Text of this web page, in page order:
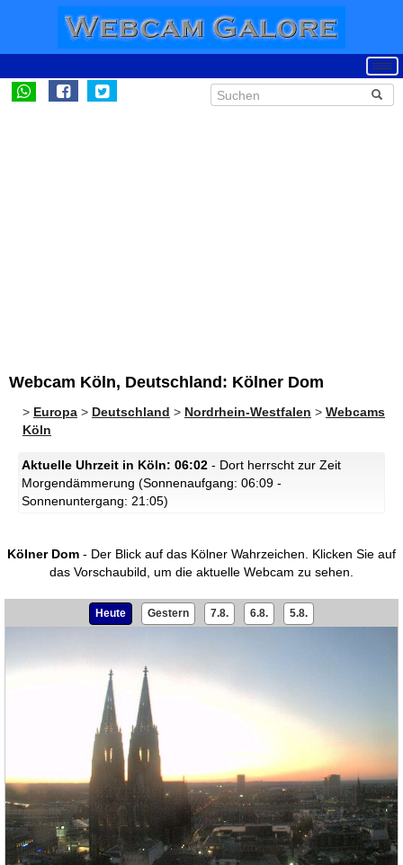
Webcam Köln, Deutschland: Kölner Dom
> Europa > Deutschland > Nordrhein-Westfalen > Webcams
Köln
Aktuelle Uhrzeit in Köln: 06:02 - Dort herrscht zur Zeit
Morgendämmerung (Sonnenaufgang: 06:09 -
Sonnenuntergang: 21:05)
Kölner Dom - Der Blick auf das Kölner Wahrzeichen.
Klicken Sie auf
das Vorschaubild, um die aktuelle Webcam zu sehen.
Heute Gestern 7.8. 6.8. 5.8.